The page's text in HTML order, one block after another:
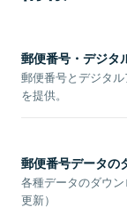
郵便番号・デジタ
郵便番号とデジタ
を提供。
郵便番号データの
各種データのダウ
更新）